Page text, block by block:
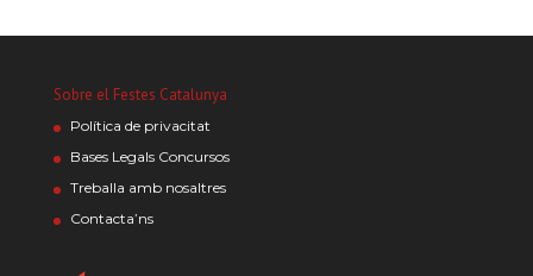
Sobre el Festes Catalunya
Política de privacitat
Bases Legals Concursos
Treballa amb nosaltres
Contacta’ns